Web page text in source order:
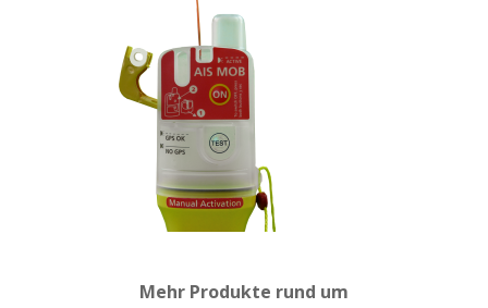
Mehr Produkte rund um